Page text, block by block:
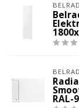
BELRAD
BELRAD
RAL-